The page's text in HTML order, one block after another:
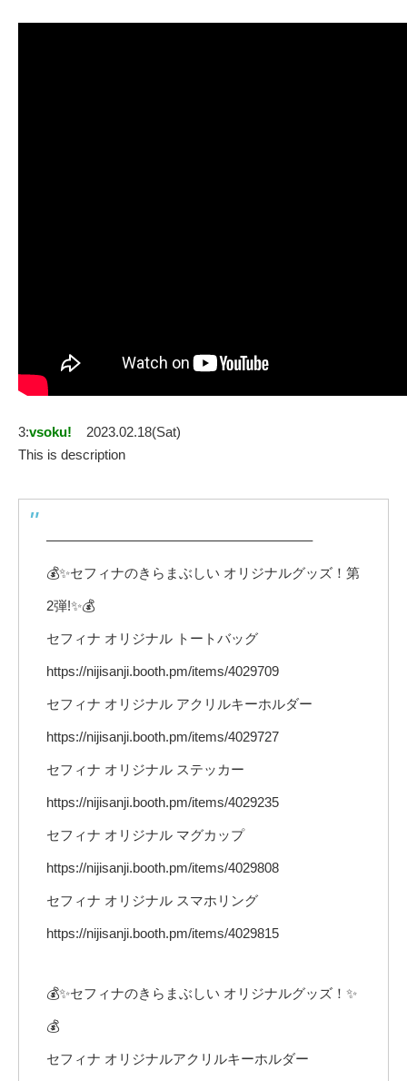
3:vsoku!
2023.02.18(Sat)
This is description
———————————————————–
💰✨セフィナのきらまぶしい オリジナルグッズ！第
2弾!✨💰
セフィナ オリジナル トートバッグ
https://nijisanji.booth.pm/items/4029709
セフィナ オリジナル アクリルキーホルダー
https://nijisanji.booth.pm/items/4029727
セフィナ オリジナル ステッカー
https://nijisanji.booth.pm/items/4029235
セフィナ オリジナル マグカップ
https://nijisanji.booth.pm/items/4029808
セフィナ オリジナル スマホリング
https://nijisanji.booth.pm/items/4029815
💰✨セフィナのきらまぶしい オリジナルグッズ！✨
💰
セフィナ オリジナルアクリルキーホルダー